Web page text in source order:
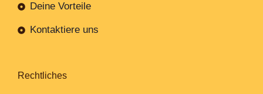
Deine Vorteile
Kontaktiere uns
Rechtliches